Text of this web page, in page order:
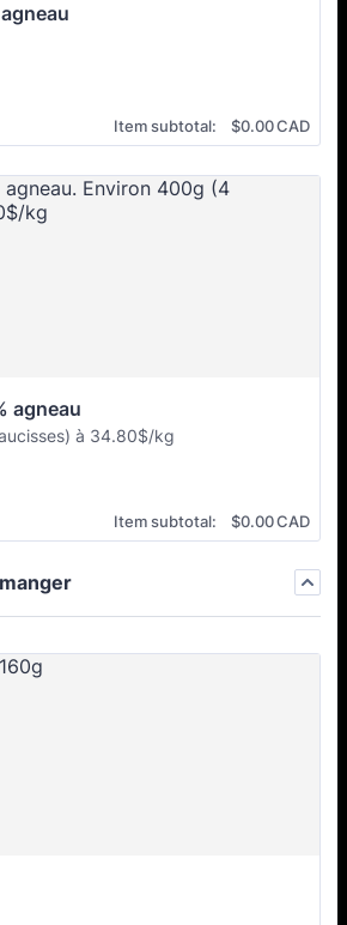
Item subtotal: $0.00 CAD
$0.00CAD
agneau
à 34.80$/kg
Item subtotal: $0.00 CAD
$0.00CAD